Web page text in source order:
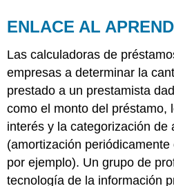
ENLACE AL
Las calculadoras de
empresas a determinar la
prestado a un prestamista
como el monto del préstamo,
interés y la categorización de
(amortización
por ejemplo). Un grupo de
tecnología de la información